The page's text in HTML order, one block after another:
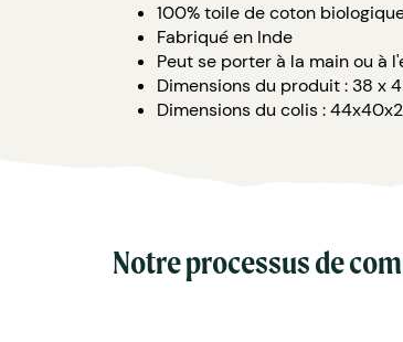
100% toile de coton
Fabriqué en Inde
Peut se porter à la main ou à
Dimensions du produit : 38 x
Dimensions du colis :
Notre processus de